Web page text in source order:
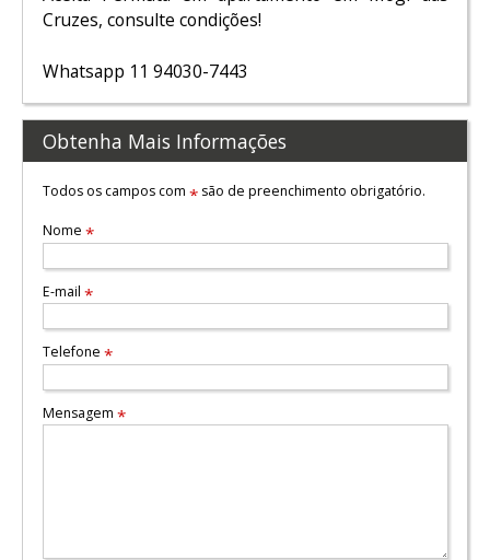
Cruzes, consulte condições!
Whatsapp 11 94030-7443
Obtenha Mais Informações
Todos os campos com *são de preenchimento obrigatório.
Nome *
E-mail *
Telefone *
Mensagem *